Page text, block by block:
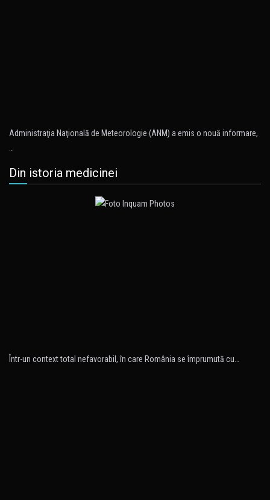
Administraţia Naţională de Meteorologie (ANM) a emis o nouă informare,
Din istoria medicinei
Într-un context total nefavorabil, în care România se împrumută cu…